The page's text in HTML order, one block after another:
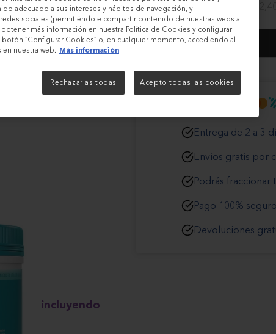
65,16 €
Entrega de 2 a 3
Envíos gratis por
Podrás fraccionar
Pago 100% seguro
Devoluciones
incluyendo
adecuado a sus intereses y hábitos de navegación, y
sociales (permitiéndole compartir contenido de nuestras webs a
más información en nuestra Política de Cookies y configurar
“Configurar Cookies” o, en cualquier momento, accediendo al
nuestra web. Más información
Rechazarlas todas Acepto todas las cookies